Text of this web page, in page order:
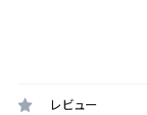
レビュー